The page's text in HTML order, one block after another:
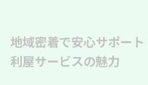
地域密着で安心サポー
利屋サービスの魅力